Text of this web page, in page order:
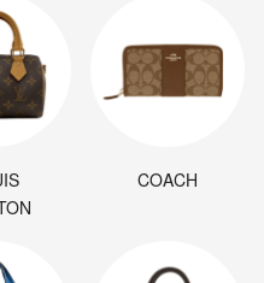
COACH